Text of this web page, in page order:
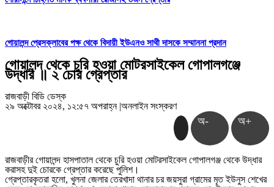
গোয়ালন্দ প্রেসক্লাবের পক্ষ থেকে বিদায়ী ইউএনও সাথী দাসকে সম্মাননা প্রদান
গোয়ালন্দ থেকে চুরি হওয়া মোটরসাইকেল গোপালগঞ্জে
উদ্ধার ॥ ২ চোর গ্রেপ্তার
রাজবাড়ী বিডি ডেস্ক
২৯ অক্টোবর ২০২৪, ১২:৫৭ অপরাহ্ন |অনলাইন সংস্করণ
অ- অ+
রাজবাড়ীর গোয়ালন্দ হাসপাতাল থেকে চুরি হওয়া মোটরসাইকেল গোপালগঞ্জ থেকে উদ্ধার
করাসহ দুই চোরকে গ্রেপ্তার করেছে পুলিশ।
গ্রেপ্তারকৃতরা হলো, খুলনা জেলার তেরখাদা থানার চর জয়সুরা গ্রামের মৃত ইউনুস শেখের